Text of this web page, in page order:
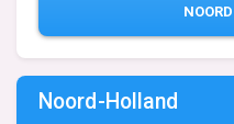
Noord-Holland